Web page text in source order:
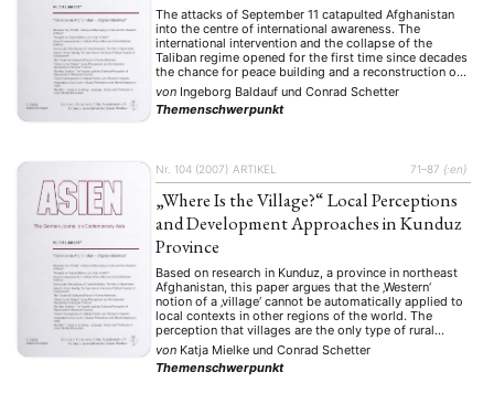
The attacks of September 11 catapulted Afghanistan
into the centre of international awareness. The
international intervention and the collapse of the
Taliban regime opened for the first time since decades
the chance for peace building and a reconstruction of
the country. Since 2001 thousands of soldiers, aid
workers, consultants and politicians rushed into the
country …
von Ingeborg Baldaufund Conrad Schetter
Themenschwerpunkt
Nr. 104 (2007) ARTIKEL 71–87 {:en}
„Where Is the Village?“ Local Perceptions
and Development Approaches in Kunduz
Province
Based on research in Kunduz, a province in northeast
Afghanistan, this paper argues that the ‚Western‘
notion of a ‚village‘ cannot be automatically applied to
local contexts in other regions of the world. The
perception that villages are the only type of rural
settlement that exists is a very modern one. It reflects
the fact …
von Katja Mielkeund Conrad Schetter
Themenschwerpunkt